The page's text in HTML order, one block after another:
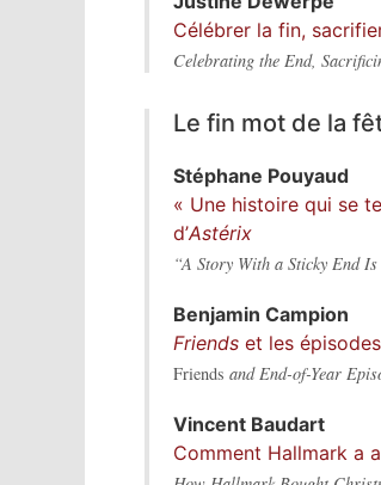
Célébrer la fin,
Celebrating the End,
Le fin mot de la
Stéphane Pouyaud
« Une histoire qui se
d’Astérix
“A Story With a Sticky End
Benjamin Campion
Friends et les
Friends and End-of-Year
Vincent Baudart
Comment Hallmark a